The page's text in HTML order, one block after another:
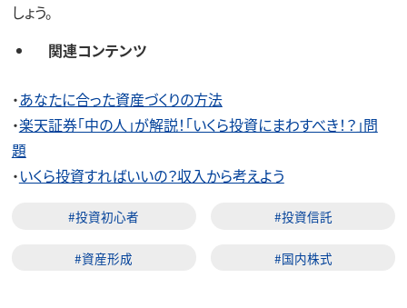
しょう。
関連コンテンツ
・あなたに合った資産づくりの方法
・楽天証券「中の人」が解説！「いくら投資にまわすべき！？」問
題
・いくら投資すればいいの？収入から考えよう
#投資初心者 #投資信託
#資産形成 #国内株式